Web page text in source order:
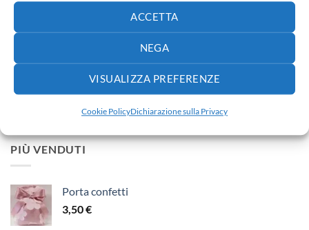
ACCETTA
NEGA
VISUALIZZA PREFERENZE
Cookie PolicyDichiarazione sulla Privacy
Lenzuola carrozzina lettino
di
da
PIÙ VENDUTI
Porta confetti
3,50€